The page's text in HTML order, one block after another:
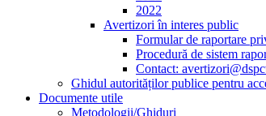
2022
Avertizori în interes public
Formular de raportare
Procedură de sistem
Contact:
Ghidul autorităților publice pentru
Documente utile
Metodologii/Ghiduri